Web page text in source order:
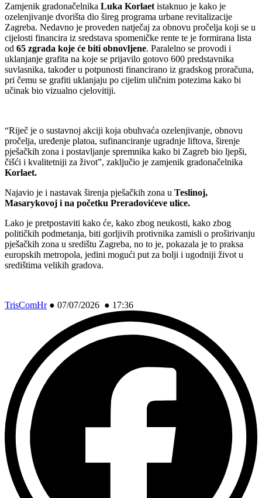
Zamjenik gradonačelnika Luka Korlaet istaknuo je kako je
ozelenjivanje dvorišta dio šireg programa urbane revitalizacije
Zagreba. Nedavno je proveden natječaj za obnovu pročelja koji se u
cijelosti financira iz sredstava spomeničke rente te je formirana lista
od 65 zgrada koje će biti obnovljene. Paralelno se provodi i
uklanjanje grafita na koje se prijavilo gotovo 600 predstavnika
suvlasnika, također u potpunosti financirano iz gradskog proračuna,
pri čemu se grafiti uklanjaju po cijelim uličnim potezima kako bi
učinak bio vizualno cjelovitiji.
“Riječ je o sustavnoj akciji koja obuhvaća ozelenjivanje, obnovu
pročelja, uređenje platoa, sufinanciranje ugradnje liftova, širenje
pješačkih zona i postavljanje spremnika kako bi Zagreb bio ljepši,
čišći i kvalitetniji za život”, zaključio je zamjenik gradonačelnika
Korlaet.
Najavio je i nastavak širenja pješačkih zona u Teslinoj,
Masarykovoj i na početku Preradovićeve ulice.
Lako je pretpostaviti kako će, kako zbog neukosti, kako zbog
političkih podmetanja, biti gorljivih protivnika zamisli o proširivanju
pješačkih zona u središtu Zagreba, no to je, pokazala je to praksa
europskih metropola, jedini mogući put za bolji i ugodniji život u
središtima velikih gradova.
TrisComHr● 07/07/2026 ● 17:36